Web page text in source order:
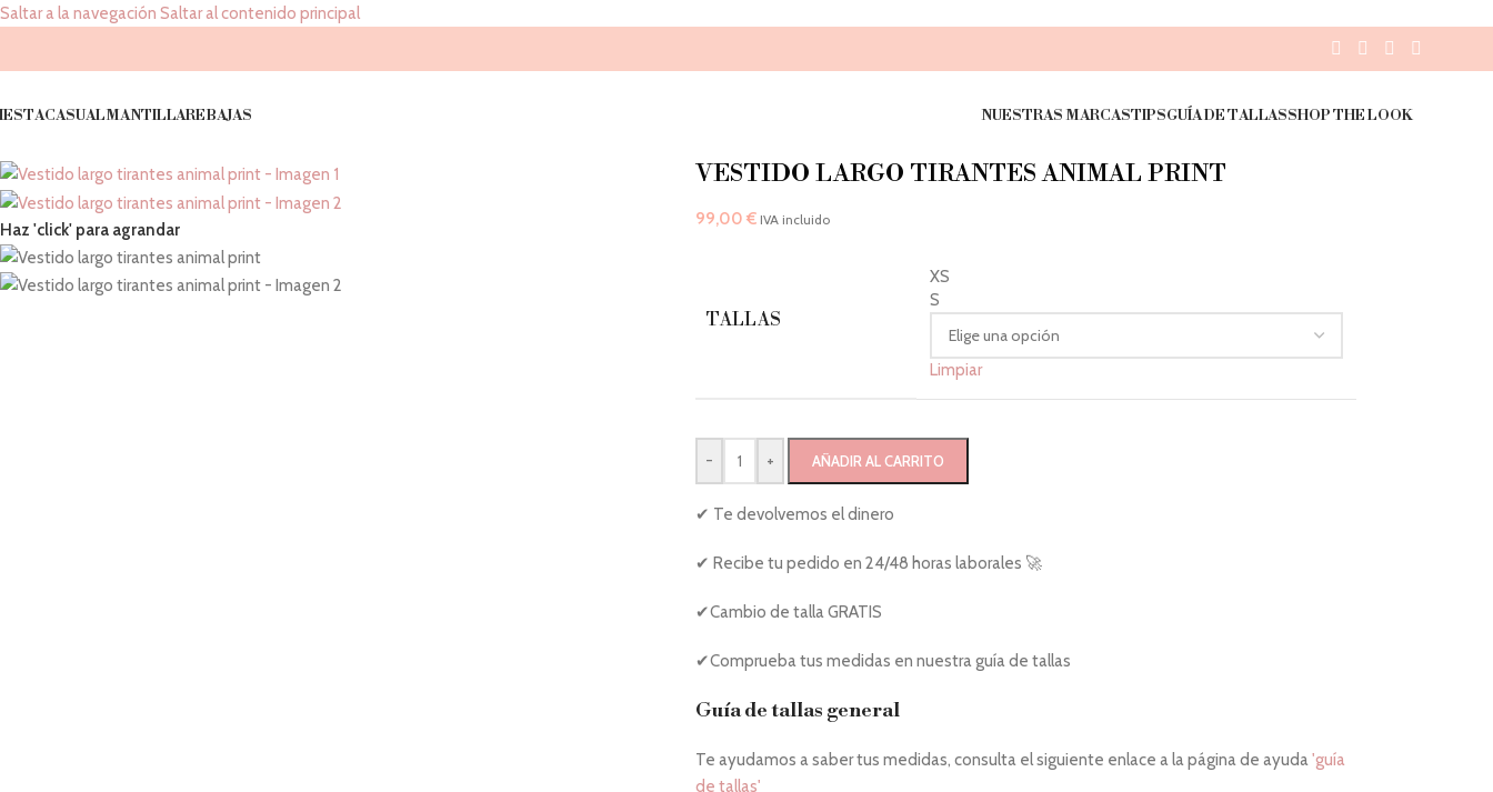
Saltar a la navegación Saltar al contenido principal
CASUALMANTILLAREBAJAS NUESTRAS MARCASTIPSGUÍA DE TALLASSHOP THE LOOK
Haz 'click' para agrandar
VESTIDO LARGO TIRANTES ANIMAL PRINT
99,00 € IVA incluido
TALLAS
XS
S
Limpiar
- + AÑADIR AL CARRITO
✔ Te devolvemos el dinero
✔ Recibe tu pedido en 24/48 horas laborales 🚀
✔Cambio de talla GRATIS
✔Comprueba tus medidas en nuestra guía de tallas
Guía de tallas general
Te ayudamos a saber tus medidas, consulta el siguiente enlace a la página de ayuda'guía
de tallas'